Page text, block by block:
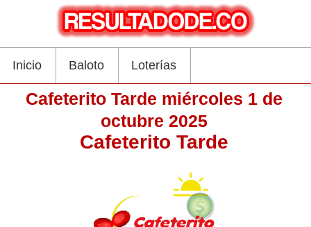
Inicio Baloto Loterías
Cafeterito Tarde miércoles 1 de
octubre 2025
Cafeterito Tarde